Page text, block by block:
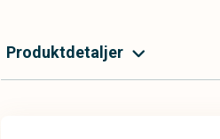
Produktdetaljer